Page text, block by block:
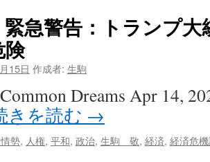
緊急警告：トランプ
険
15日 作成者: 生駒
Dreams Apr 14,
きを読む →
勢, 人権, 平和, 政治, 生駒 敬, 経済, 経済危